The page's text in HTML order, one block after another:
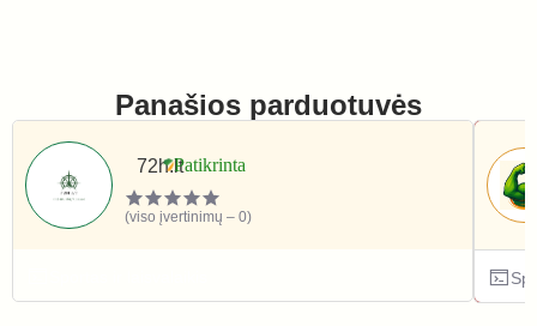
Panašios parduotuvės
72h.lt
(viso įvertinimų – 0)